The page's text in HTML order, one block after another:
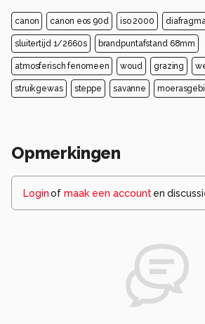
canon canon eos 90d iso 2000
sluitertijd 1/2660s brandpuntafstand 68mm
atmosferisch fenomeen woud grazing
struikgewas steppe savanne
Opmerkingen
Loginof maak een account en